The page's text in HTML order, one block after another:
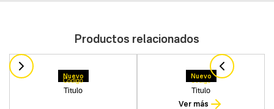
Productos relacionados
Nuevo
Titulo
Codigo
Nuevo
Titulo
Codigo
Ver más